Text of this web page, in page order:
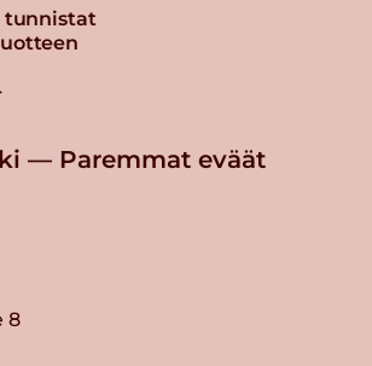
tunnistat
— Paremmat eväät
8